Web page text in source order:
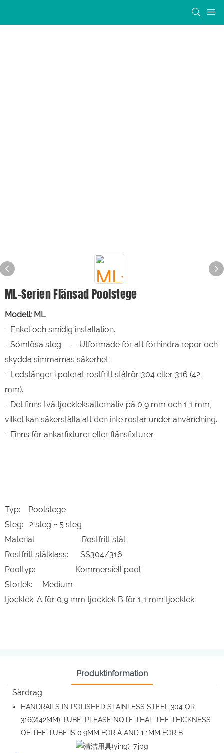
ML-Serien Flänsad Poolstege
Modell: ML
- Enkel och smidig installation.
- Sömlösa steg —— Utformade för att förhindra repor och
skydda simmarnas säkerhet.
- Ledstänger i polerat rostfritt stålrör 304 eller 316 (42
mm).
- Det finns två tjockleksalternativ på 0,9 mm och 1,1 mm,
vilket kan säkerställa att den inte rostar under användning.
- Finns för ankarfixturer eller flänsfixturer.
Typ: Poolstege
Steg: 2 steg ~ 5 steg
Material: Rostfritt stål
Rostfritt stålklass: SS304/316
Pooltyp: Kommersiell pool
Storlek: Medium
tjocklek: A för 0,9 mm tjocklek B för 1,1 mm tjocklek
Produktinformation
Särdrag:
HANDRAILS IN POLISHED STAINLESS STEEL 304 OR
316(Ø42MM) TUBE. PLEASE NOTE THAT THE THICKNESS
OF THE TUBE IS 0.9MM FOR A AND 1.1MM FOR B.